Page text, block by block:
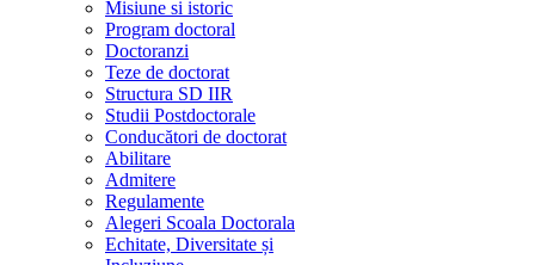
Misiune si istoric
Program doctoral
Doctoranzi
Teze de doctorat
Structura SD IIR
Studii Postdoctorale
Conducători de doctorat
Abilitare
Admitere
Regulamente
Alegeri Scoala Doctorala
Echitate, Diversitate și